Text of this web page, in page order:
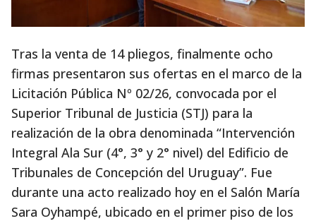
Tras la venta de 14 pliegos, finalmente ocho
firmas presentaron sus ofertas en el marco de la
Licitación Pública Nº 02/26, convocada por el
Superior Tribunal de Justicia (STJ) para la
realización de la obra denominada “Intervención
Integral Ala Sur (4°, 3° y 2° nivel) del Edificio de
Tribunales de Concepción del Uruguay”. Fue
durante una acto realizado hoy en el Salón María
Sara Oyhampé, ubicado en el primer piso de los